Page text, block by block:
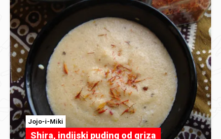
Jojo-i-Miki
Shira, indijski puding od griza